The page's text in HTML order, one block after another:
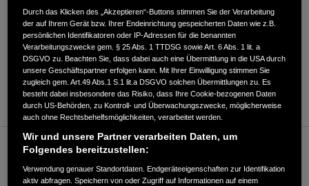
ANFAHRTSBESCHREIBUNG ANFORDERN
WEBSITE
Verkauf / Kundendienst
Durch das Klicken des „Akzeptieren“-Buttons stimmen Sie der Verarbeitung
der auf Ihrem Gerät bzw. Ihrer Endeinrichtung gespeicherten Daten wie z.B.
persönlichen Identifikatoren oder IP-Adressen für die benannten
Verarbeitungszwecke gem. § 25 Abs. 1 TTDSG sowie Art. 6 Abs. 1 lit. a
DSGVO zu. Beachten Sie, dass dabei auch eine Übermittlung in die USA durch
unsere Geschäftspartner erfolgen kann. Mit Ihrer Einwilligung stimmen Sie
zugleich gem. Art.49 Abs.1 S.1 lit.a DSGVO solchen Übermittlungen zu. Es
besteht dabei insbesondere das Risiko, dass Ihre Cookie-bezogenen Daten
durch US-Behörden, zu Kontroll- und Überwachungszwecke, möglicherweise
auch ohne Rechtsbehelfsmöglichkeiten, verarbeitet werden.
Wir und unsere Partner verarbeiten Daten, um
Folgendes bereitzustellen:
Verwendung genauer Standortdaten. Endgeräteeigenschaften zur Identifikation
aktiv abfragen. Speichern von oder Zugriff auf Informationen auf einem